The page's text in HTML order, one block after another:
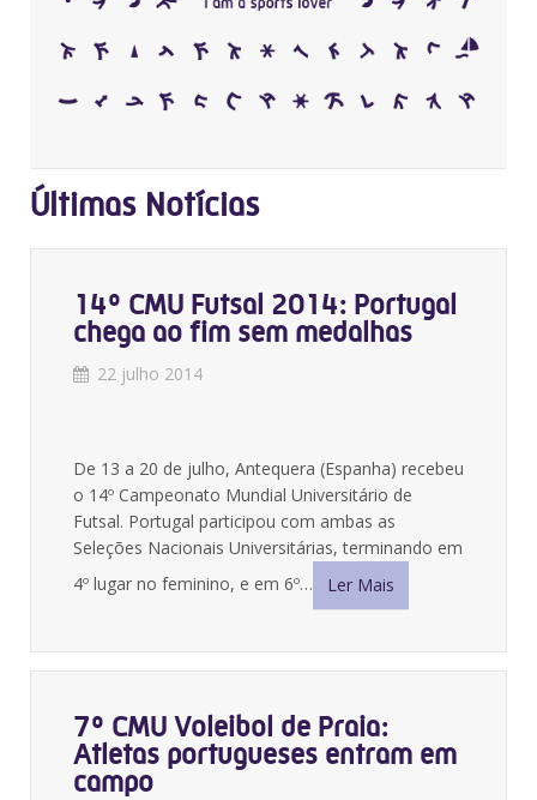
Últimas Notícias
14º CMU Futsal 2014: Portugal
chega ao fim sem medalhas
22 julho 2014
De 13 a 20 de julho, Antequera (Espanha) recebeu
o 14º Campeonato Mundial Universitário de
Futsal. Portugal participou com ambas as
Seleções Nacionais Universitárias, terminando em
4º lugar no feminino, e em 6º…
Ler Mais
7º CMU Voleibol de Praia:
Atletas portugueses entram em
campo